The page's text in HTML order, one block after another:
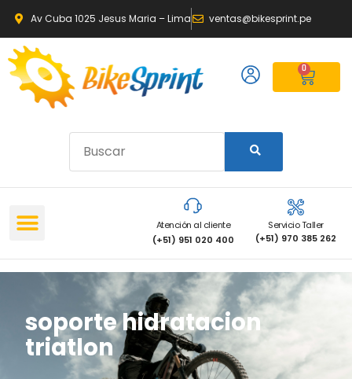
Av Cuba 1025 Jesus Maria – Lima ventas@bikesprint.pe
0
Atención al cliente
(+51) 951 020 400
Servicio Taller
(+51) 970 385 262
soporte hidratacion
triatlon